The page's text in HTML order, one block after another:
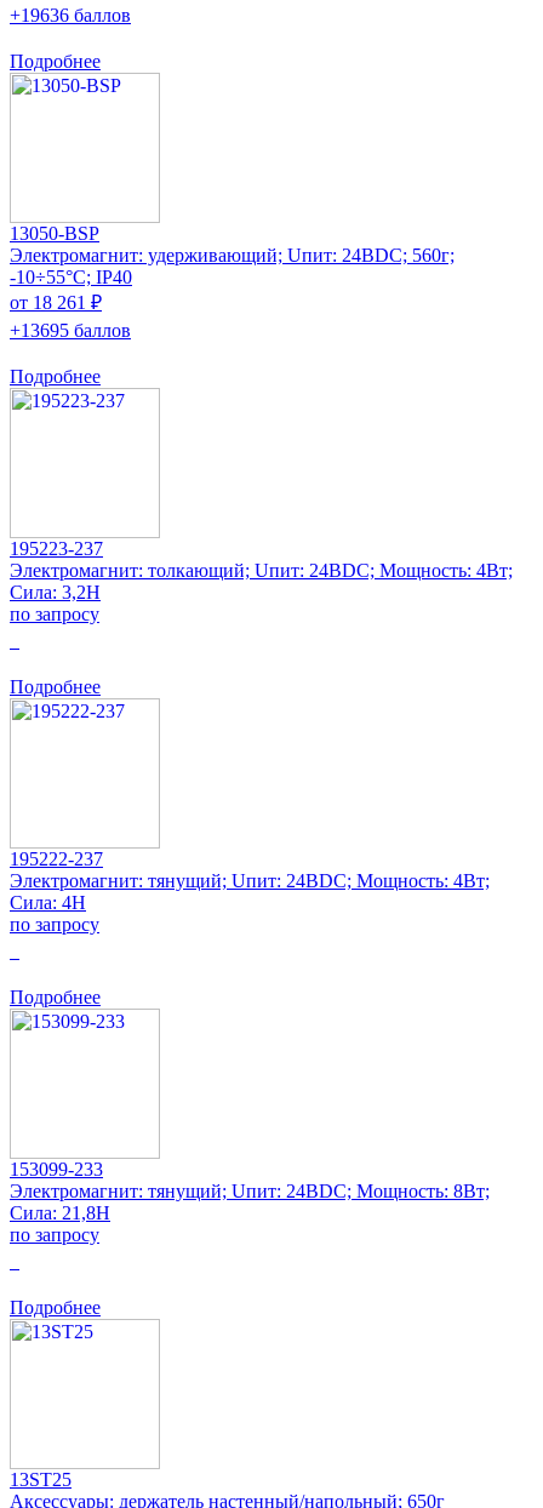
+19636 баллов
Подробнее
13050-BSP
Электромагнит: удерживающий; Uпит: 24ВDC; 560г;
-10÷55°C; IP40
от 18 261 ₽
+13695 баллов
Подробнее
195223-237
Электромагнит: толкающий; Uпит: 24ВDC; Мощность: 4Вт;
Сила: 3,2Н
по запросу
Подробнее
195222-237
Электромагнит: тянущий; Uпит: 24ВDC; Мощность: 4Вт;
Сила: 4Н
по запросу
Подробнее
153099-233
Электромагнит: тянущий; Uпит: 24ВDC; Мощность: 8Вт;
Сила: 21,8Н
по запросу
Подробнее
13ST25
Аксессуары: держатель настенный/напольный; 650г